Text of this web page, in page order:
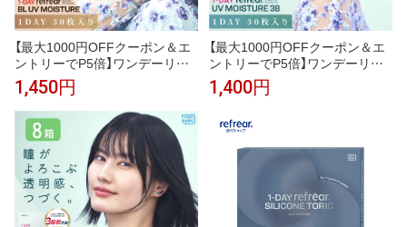
【最大1000円OFFクーポン＆エ
ントリーでP5倍】ワンデーリフ
レア BLUVモイスチャー 1箱 （30
枚入り） UVカット コンタクトレ
ンズ 1day 1日使い捨て コンタク
ト refrear フロムアイズ
1,450円
【最大1000円OFFクーポン＆エ
ントリーでP5倍】ワンデーリフ
レアUVモイスチャー38 1箱（30
枚入り）UVカット コンタクトレ
ト refrear フロムアイズ
1,400円